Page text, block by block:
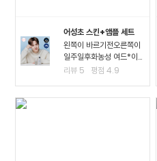
어성초 스킨+앰플 세트
왼쪽이 바르기전오른쪽이
일주일후화농성 여드*이
진짜 많이 진정되고 여드*
리뷰 5 평점4.9